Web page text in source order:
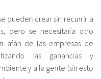
pueden crear sin recurrir a
pero se necesitaría otro
afán de las empresas de
las ganancias y
y a la gente (sin esto